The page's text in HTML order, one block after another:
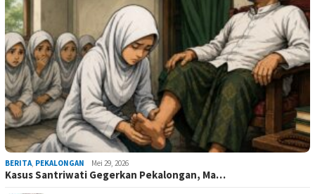
BERITA, PEKALONGAN Mei 29, 2026
Kasus Santriwati Gegerkan Pekalongan, Ma…